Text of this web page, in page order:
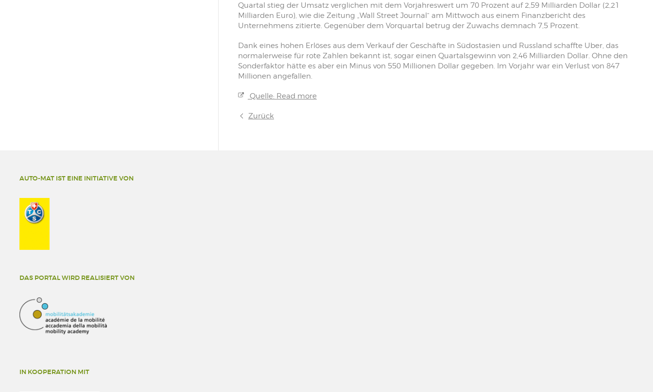
Quartal stieg der Umsatz verglichen mit dem Vorjahreswert um 70 Prozent auf 2,59 Milliarden Dollar (2,21
Milliarden Euro), wie die Zeitung „Wall Street Journal“ am Mittwoch aus einem Finanzbericht des
Unternehmens zitierte. Gegenüber dem Vorquartal betrug der Zuwachs demnach 7,5 Prozent.
Dank eines hohen Erlöses aus dem Verkauf der Geschäfte in Südostasien und Russland schaffte Uber, das
normalerweise für rote Zahlen bekannt ist, sogar einen Quartalsgewinn von 2,46 Milliarden Dollar. Ohne den
Sonderfaktor hätte es aber ein Minus von 550 Millionen Dollar gegeben. Im Vorjahr war ein Verlust von 847
Millionen angefallen.
Quelle: Read more
Zurück
AUTO-MAT IST EINE INITIATIVE VON
DAS PORTAL WIRD REALISIERT VON
IN KOOPERATION MIT